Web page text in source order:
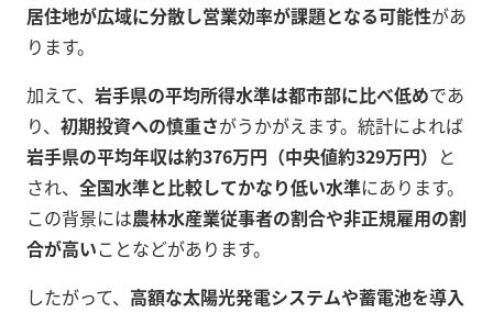
居住地が広域に分散し営業効率が課題となる可能性があ
ります。
加えて、 岩手県の平均所得水準は都市部に比べ低めであ
り、 初期投資への慎重さがうかがえます。統計によれば
岩手県の平均年収は約376万円（中央値約329万円） と
され、 全国水準と比較してかなり低い水準にあります。
この背景には農林水産業従事者の割合や非正規雇用の割
合が高いことなどがあります。
したがって、 高額な太陽光発電システムや蓄電池を導入